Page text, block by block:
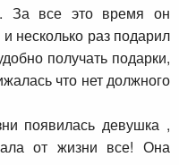
За все это время он
несколько раз подарил
получать подарки,
что нет должного
появилась девушка ,
от жизни все! Она